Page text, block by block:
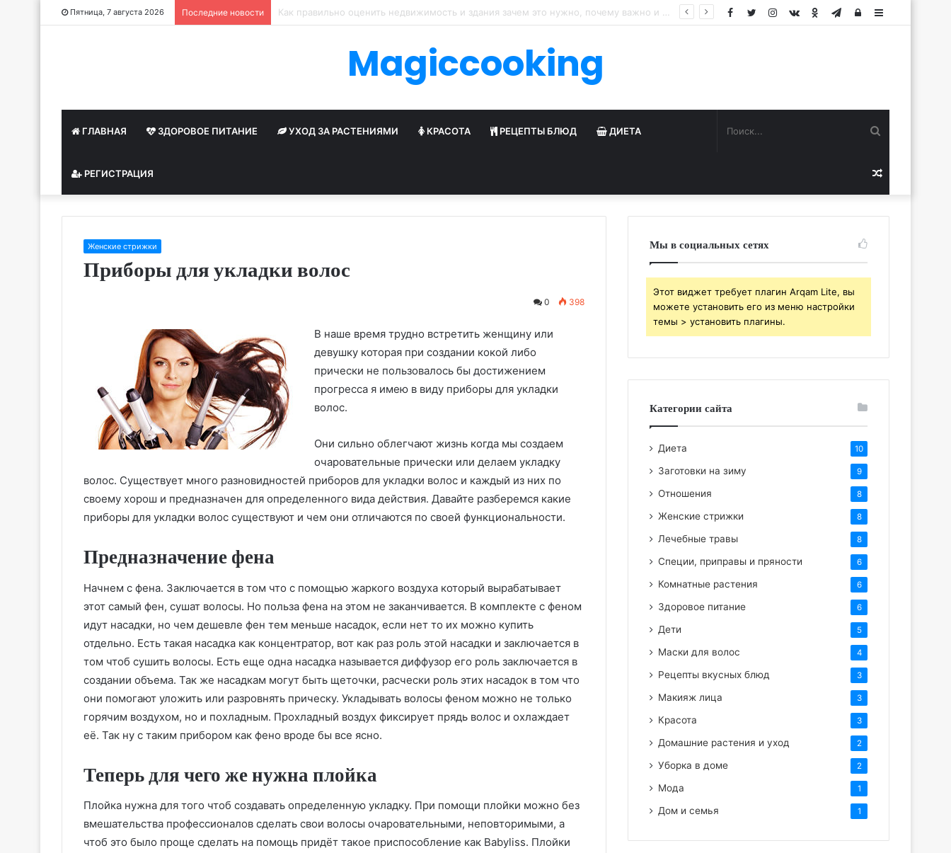
Пятница, 7 августа 2026 Последние новости Как приготовить аутентичную пиццу Маринара с мукой тип 00 Sidebar
Авторизация
Telegram
Одноклассники
vk.com
Instagram
Twitter
Facebook
Magiccooking
ГЛАВНАЯ ЗДОРОВОЕ ПИТАНИЕ УХОД ЗА РАСТЕНИЯМИ КРАСОТА РЕЦЕПТЫ БЛЮД ДИЕТА
РЕГИСТРАЦИЯ Случайная
статья
Женские стрижки
Приборы для укладки волос
0 398
В наше время трудно встретить женщину или
девушку которая при создании кокой либо
прически не пользовалось бы достижением
прогресса я имею в виду приборы для укладки
волос.
Они сильно облегчают жизнь когда мы создаем
очаровательные прически или делаем укладку
волос. Существует много разновидностей приборов для укладки волос и каждый из них по
своему хорош и предназначен для определенного вида действия. Давайте разберемся какие
приборы для укладки волос существуют и чем они отличаются по своей функциональности.
Предназначение фена
Начнем с фена. Заключается в том что с помощью жаркого воздуха который вырабатывает
этот самый фен, сушат волосы. Но польза фена на этом не заканчивается. В комплекте с феном
идут насадки, но чем дешевле фен тем меньше насадок, если нет то их можно купить
отдельно. Есть такая насадка как концентратор, вот как раз роль этой насадки и заключается в
том чтоб сушить волосы. Есть еще одна насадка называется диффузор его роль заключается в
создании объема. Так же насадкам могут быть щеточки, расчески роль этих насадок в том что
они помогают уложить или разровнять прическу. Укладывать волосы феном можно не только
горячим воздухом, но и похладным. Прохладный воздух фиксирует прядь волос и охлаждает
её. Так ну с таким прибором как фено вроде бы все ясно.
Теперь для чего же нужна плойка
Плойка нужна для того чтоб создавать определенную укладку. При помощи плойки можно без
вмешательства профессионалов сделать свои волосы очаровательными, неповторимыми, а
чтоб это было проще сделать на помощь придёт такое приспособление как Babyliss. Плойки
Мы в социальных сетях
Этот виджет требует плагин Arqam Lite, вы
можете установить его из меню настройки
темы > установить плагины.
Категории сайта
Диета 10
Заготовки на зиму 9
Отношения 8
Женские стрижки 8
Лечебные травы 8
Специи, приправы и пряности 6
Комнатные растения 6
Здоровое питание 6
Дети 5
Маски для волос 4
Рецепты вкусных блюд 3
Макияж лица 3
Красота 3
Домашние растения и уход 2
Уборка в доме 2
Мода 1
Дом и семья 1